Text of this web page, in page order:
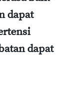
dapat
dapat